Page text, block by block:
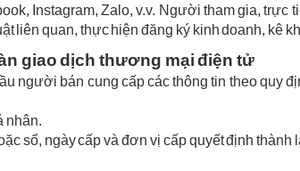
Instagram, Zalo, v.v. Người tham gia, trực
liên quan, thực hiện đăng ký kinh doanh, kê
giao dịch thương mại điện tử
người bán cung cấp các thông tin theo quy
nhân.
số, ngày cấp và đơn vị cấp quyết định thành